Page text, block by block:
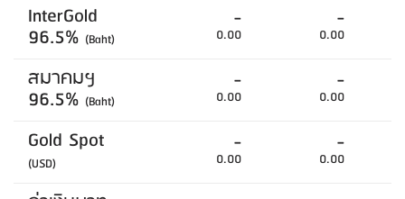
InterGold
96.5% (Baht)
-
0.00
-
0.00
สมาคมฯ
96.5% (Baht)
-
0.00
-
0.00
Gold Spot
(USD)
-
0.00
-
0.00